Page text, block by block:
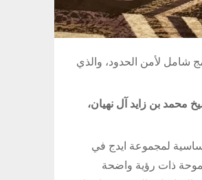
شامل لأمن الحدود، والذي
محمد بن زايد آل نهيان،
لمجموعة ايدج في
طموحة ذات رؤية واضحة